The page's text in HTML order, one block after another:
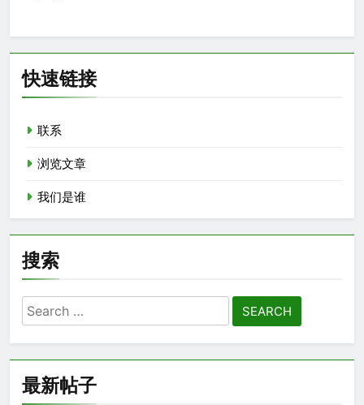
快速链接
联系
浏览文章
我们是谁
搜索
Search
for:
最新帖子